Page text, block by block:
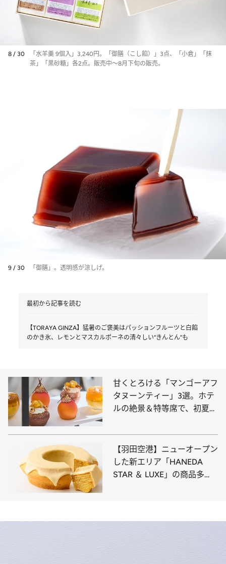
8 / 30
「水羊羹 9個入」3,240円。「御膳（こし餡）」3点、「小倉」「抹
茶」「黒砂糖」各2点。販売中～8月下旬の販売。
9 / 30 「御膳」。透明感が涼しげ。
最初から記事を読む
【TORAYA GINZA】猛暑のご褒美はパッションフルーツと白餡
のかき氷、レモンとマスカルポーネの清々しい“きんとん”も
甘くとろける「マンゴーアフ
タヌーンティー」3選。ホテ
ルの絶景＆特等席で、初夏の
のティータイムを！
【羽田空港】ニューオープン
した新エリア「HANEDA
STAR ＆ LUXE」の商品多